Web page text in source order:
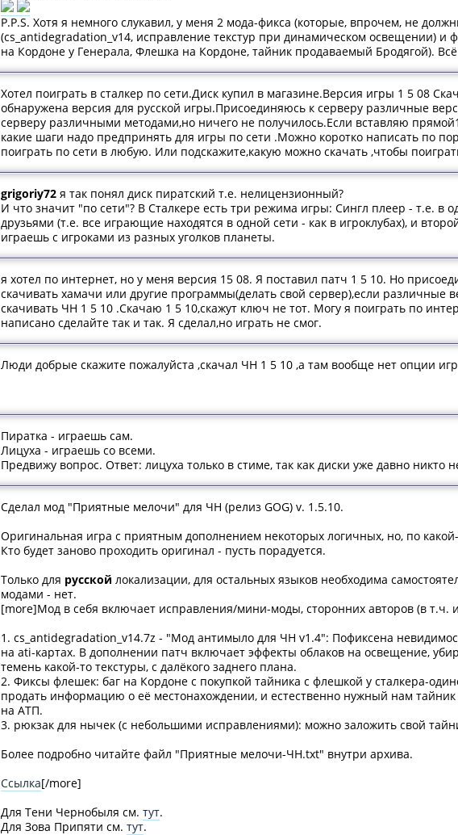
P.P.S. Хотя я немного слукавил, у меня 2 мода-фикса (которые, впрочем, не
(cs_antidegradation_v14, исправление текстур при динамическом освещении) и
на Кордоне у Генерала, Флешка на Кордоне, тайник продаваемый Бродягой). Всё
Хотел поиграть в сталкер по сети.Диск купил в магазине.Версия игры 1 5 08
обнаружена версия для русской игры.Присоединяюсь к серверу различные
серверу различными методами,но ничего не получилось.Если вставляю
какие шаги надо предпринять для игры по сети .Можно коротко написать по
поиграть по сети в любую. Или подскажите,какую можно скачать ,чтобы
grigoriy72 я так понял диск пиратский т.е. нелицензионный?
И что значит "по сети"? В Сталкере есть три режима игры: Сингл плеер - т.е. в
друзьями (т.е. все играющие находятся в одной сети - как в игроклубах), и
играешь с игроками из разных уголков планеты.
я хотел по интернет, но у меня версия 15 08. Я поставил патч 1 5 10. Но
скачивать хамачи или другие программы(делать свой сервер),если
скачивать ЧН 1 5 10 .Скачаю 1 5 10,скажут ключ не тот. Могу я поиграть по
написано сделайте так и так. Я сделал,но играть не смог.
Люди добрые скажите пожалуйста ,скачал ЧН 1 5 10 ,а там вообще нет опции
Пиратка - играешь сам.
Лицуха - играешь со всеми.
Предвижу вопрос. Ответ: лицуха только в стиме, так как диски уже давно никто
Сделал мод "Приятные мелочи" для ЧН (релиз GOG) v. 1.5.10.
Оригинальная игра с приятным дополнением некоторых логичных, но, по
Кто будет заново проходить оригинал - пусть порадуется.
Только для русской локализации, для остальных языков необходима
модами - нет.
[more]Мод в себя включает исправления/мини-моды, сторонних авторов (в т.ч.
1. cs_antidegradation_v14.7z - "Мод антимыло для ЧН v1.4": Пофиксена
на ati-картах. В дополнении патч включает эффекты облаков на освещение,
темень какой-то текстуры, с далёкого заднего плана.
2. Фиксы флешек: баг на Кордоне с покупкой тайника с флешкой у сталкера-
продать информацию о её местонахождении, и естественно нужный нам
на АТП.
3. рюкзак для нычек (с небольшими исправлениями): можно заложить свой
Более подробно читайте файл "Приятные мелочи-ЧН.txt" внутри архива.
Ссылка[/more]
Для Тени Чернобыля см. тут.
Для Зова Припяти см. тут.